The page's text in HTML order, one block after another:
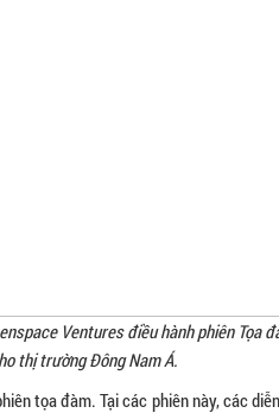
Ventures điều hành phiên Tọa
thị trường Đông Nam Á.
tọa đàm. Tại các phiên này, các